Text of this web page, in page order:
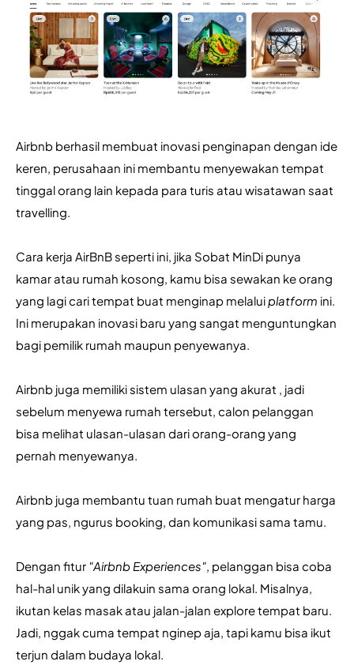
Airbnb berhasil membuat inovasi penginapan dengan ide
keren, perusahaan ini membantu menyewakan tempat
tinggal orang lain kepada para turis atau wisatawan saat
travelling.
Cara kerja AirBnB seperti ini, jika Sobat MinDi punya
kamar atau rumah kosong, kamu bisa sewakan ke orang
yang lagi cari tempat buat menginap melalui platform ini.
Ini merupakan inovasi baru yang sangat menguntungkan
bagi pemilik rumah maupun penyewanya.
Airbnb juga memiliki sistem ulasan yang akurat , jadi
sebelum menyewa rumah tersebut, calon pelanggan
bisa melihat ulasan-ulasan dari orang-orang yang
pernah menyewanya.
Airbnb juga membantu tuan rumah buat mengatur harga
yang pas, ngurus booking, dan komunikasi sama tamu.
Dengan fitur "Airbnb Experiences", pelanggan bisa coba
hal-hal unik yang dilakuin sama orang lokal. Misalnya,
ikutan kelas masak atau jalan-jalan explore tempat baru.
Jadi, nggak cuma tempat nginep aja, tapi kamu bisa ikut
terjun dalam budaya lokal.